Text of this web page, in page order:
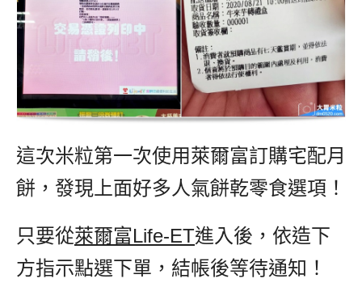
這次米粒第一次使用萊爾富訂購宅配月
餅，發現上面好多人氣餅乾零食選項！
只要從萊爾富Life-ET進入後，依造下
方指示點選下單，結帳後等待通知！